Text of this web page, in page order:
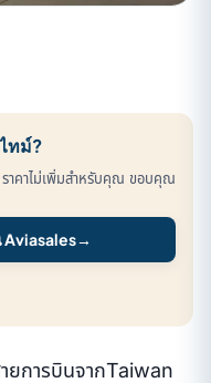
ทม์?
าคาไม่เพิ่มสำหรับคุณ ขอบคุณ
Aviasales→
ยการบินจากTaiwan